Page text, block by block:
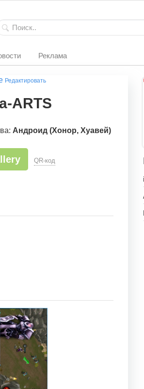
Реклама
Редактировать
ARTS
Андроид (Хонор, Хуавей)
QR-код